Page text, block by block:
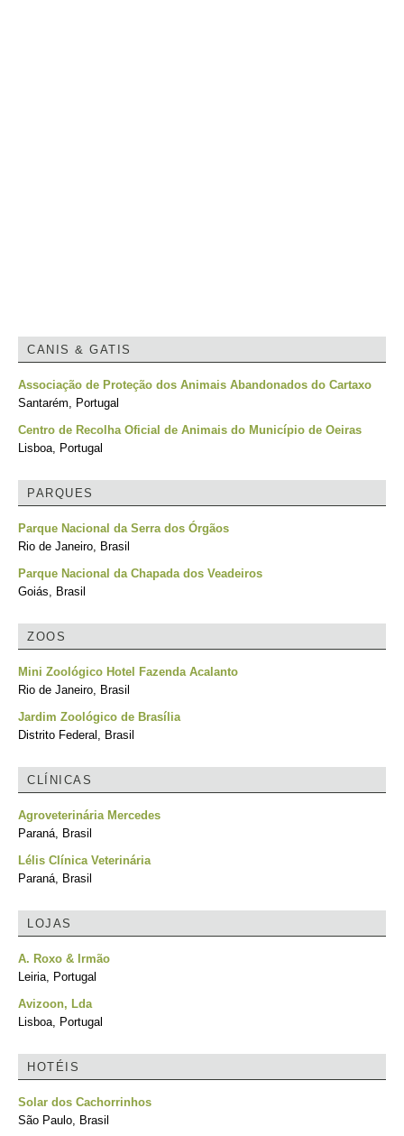
CANIS & GATIS
Associação de Proteção dos Animais Abandonados do Cartaxo
Santarém, Portugal
Centro de Recolha Oficial de Animais do Município de Oeiras
Lisboa, Portugal
PARQUES
Parque Nacional da Serra dos Órgãos
Rio de Janeiro, Brasil
Parque Nacional da Chapada dos Veadeiros
Goiás, Brasil
ZOOS
Mini Zoológico Hotel Fazenda Acalanto
Rio de Janeiro, Brasil
Jardim Zoológico de Brasília
Distrito Federal, Brasil
CLÍNICAS
Agroveterinária Mercedes
Paraná, Brasil
Lélis Clínica Veterinária
Paraná, Brasil
LOJAS
A. Roxo & Irmão
Leiria, Portugal
Avizoon, Lda
Lisboa, Portugal
HOTÉIS
Solar dos Cachorrinhos
São Paulo, Brasil